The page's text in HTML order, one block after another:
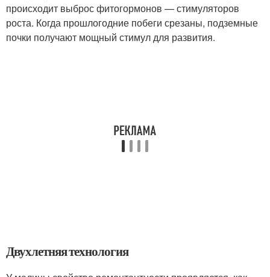
происходит выброс фитогормонов — стимуляторов
роста. Когда прошлогодние побеги срезаны, подземные
почки получают мощный стимул для развития.
Двухлетняя технология